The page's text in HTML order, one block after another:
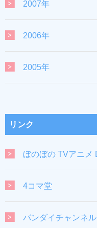
2007年
2006年
2005年
リンク
ぼのぼの TVアニメ
4コマ堂
バンダイチャンネル